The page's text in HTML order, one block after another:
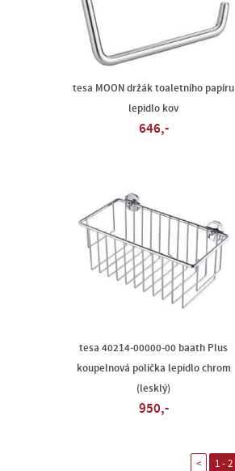
tesa MOON držák toaletního papíru
lepidlo kov
646,-
tesa 40214-00000-00 baath Plus
koupelnová polička lepidlo chrom
(lesklý)
950,-
< 1 - 2